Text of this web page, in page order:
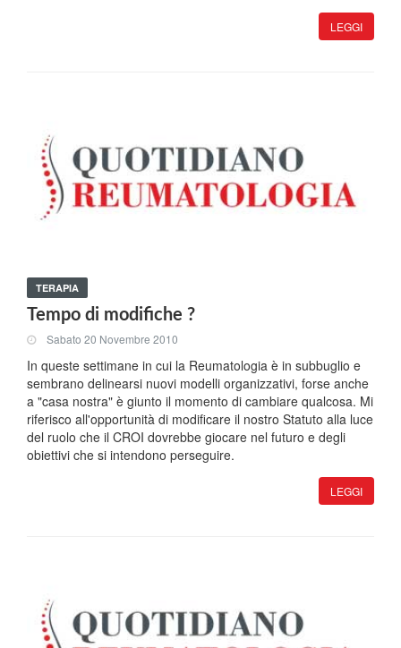
LEGGI
TERAPIA
Tempo di modifiche ?
Sabato 20 Novembre 2010
In queste settimane in cui la Reumatologia è in subbuglio e
sembrano delinearsi nuovi modelli organizzativi, forse anche
a "casa nostra" è giunto il momento di cambiare qualcosa. Mi
riferisco all'opportunità di modificare il nostro Statuto alla luce
del ruolo che il CROI dovrebbe giocare nel futuro e degli
obiettivi che si intendono perseguire.
LEGGI